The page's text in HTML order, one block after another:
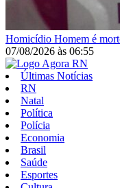
Homicídio Homem é
07/08/2026 às 06:55
Últimas Notícias
RN
Natal
Política
Polícia
Economia
Brasil
Saúde
Esportes